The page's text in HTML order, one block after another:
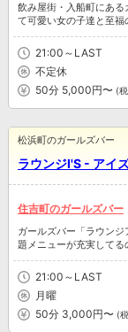
飲み屋街・入船町にある
て可愛い女の子達と至
21:00～LAST
不定休
50分 5,000円〜 (
ラウンジI'S - アイ
松浜町のガールズバー
住吉町のガールズバー
ガールズバー「ラウン
題メニューが充実して
21:00～LAST
月曜
50分 3,000円〜 (